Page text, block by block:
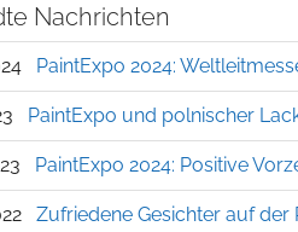
Nachrichten
PaintExpo 2024:
PaintExpo und polnischer
PaintExpo 2024: Positive
Zufriedene Gesichter auf der